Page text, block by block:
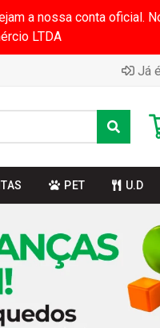
a nossa conta oficial.
LTDA
Já
PET U.D